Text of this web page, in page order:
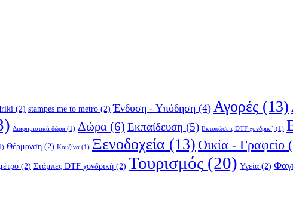
(2) stampes me to metro (2) Ένδυση - Υπόδηση (4) Αγορές (13)
Διαφημιστικά δώρα (1) Δώρα (6) Εκπαίδευση (5) Εκτυπώσεις DTF χονδρική (1)
Θέρμανση (2) Κουζίνα (1) Ξενοδοχεία (13) Οικία - Γραφείο
(2) Στάμπες DTF χονδρική (2) Τουρισμός (20) Υγεία (2)